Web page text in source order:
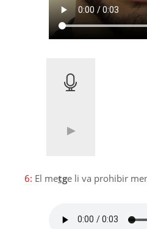
6: El metge li va prohibir